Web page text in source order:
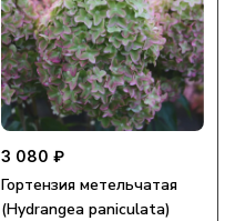
3 080 ₽
Гортензия метельчатая
(Hydrangea paniculata)